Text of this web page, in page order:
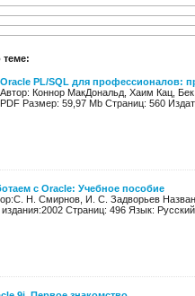
теме:
Oracle PL/SQL для профессионалов:
Автор: Коннор МакДональд, Хаим Кац,
PDF Размер: 59,97 Mb Страниц: 560
с Oracle: Учебное пособие
Н. Смирнов, И. С. Задворьев
издания:2002 Страниц: 496 Язык: